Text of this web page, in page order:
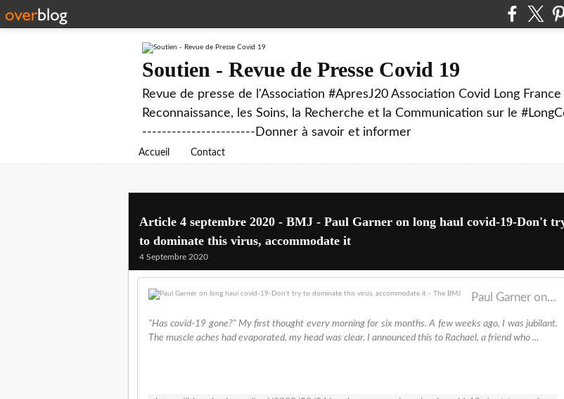
Soutien - Revue de Presse Covid 19
Revue de presse de l'Association #ApresJ20 Association Covid Long
Reconnaissance, les Soins, la Recherche et la Communication sur le
-----------------------Donner à savoir et informer
Accueil Contact
Article 4 septembre 2020 - BMJ - Paul Garner on long haul covid-19-Don't
to dominate this virus, accommodate it
4 Septembre 2020
Paul Garner on long haul covid-19-Don't try to dominate this virus, accommodate it - The BMJ
"Has covid-19 gone?" My first thought every morning for six months. A few weeks ago, I was jubilant.
The muscle aches had evaporated, my head was clear. I announced this to Rachael, a friend who ...